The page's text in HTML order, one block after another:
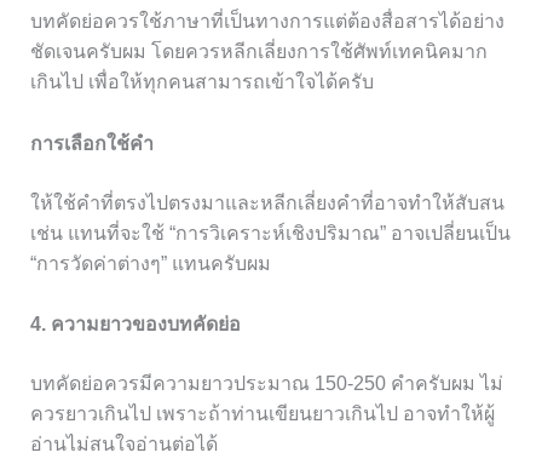
บทคัดย่อควรใช้ภาษาที่เป็นทางการแต่ต้องสื่อสารได้อย่าง
ชัดเจนครับผม โดยควรหลีกเลี่ยงการใช้ศัพท์เทคนิคมาก
เกินไป เพื่อให้ทุกคนสามารถเข้าใจได้ครับ
การเลือกใช้คำ
ให้ใช้คำที่ตรงไปตรงมาและหลีกเลี่ยงคำที่อาจทำให้สับสน
เช่น แทนที่จะใช้ “การวิเคราะห์เชิงปริมาณ” อาจเปลี่ยนเป็น
“การวัดค่าต่างๆ” แทนครับผม
4. ความยาวของบทคัดย่อ
บทคัดย่อควรมีความยาวประมาณ 150-250 คำครับผม ไม่
ควรยาวเกินไป เพราะถ้าท่านเขียนยาวเกินไป อาจทำให้ผู้
อ่านไม่สนใจอ่านต่อได้